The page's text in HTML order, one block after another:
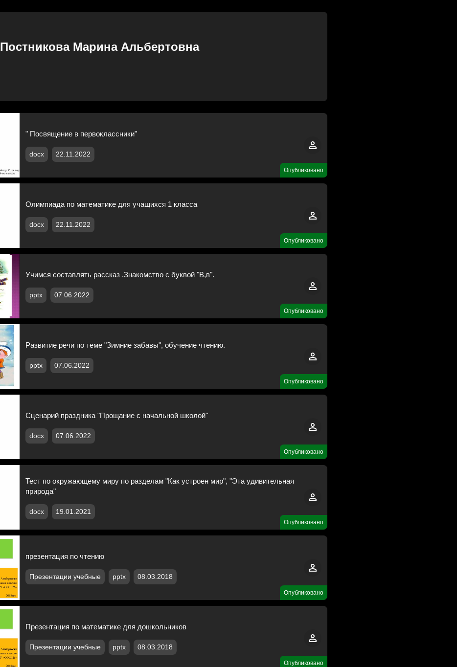
Постникова Марина Альбертовна
Опубликовано
" Посвящение в первоклассники"
docx 22.11.2022
Опубликовано
Олимпиада по математике для учащихся 1 класса
docx 22.11.2022
Опубликовано
Учимся составлять рассказ .Знакомство с буквой "В,в".
pptx 07.06.2022
Опубликовано
Развитие речи по теме "Зимние забавы", обучение чтению.
pptx 07.06.2022
Опубликовано
Сценарий праздника "Прощание с начальной школой"
docx 07.06.2022
Опубликовано
Тест по окружающему миру по разделам "Как устроен мир", "Эта удивительная
природа"
docx 19.01.2021
Опубликовано
презентация по чтению
Презентации учебные pptx 08.03.2018
Опубликовано
Презентация по математике для дошкольников
Презентации учебные pptx 08.03.2018